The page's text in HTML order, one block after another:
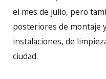
el mes de julio, pero
posteriores de montaje
instalaciones, de
ciudad.